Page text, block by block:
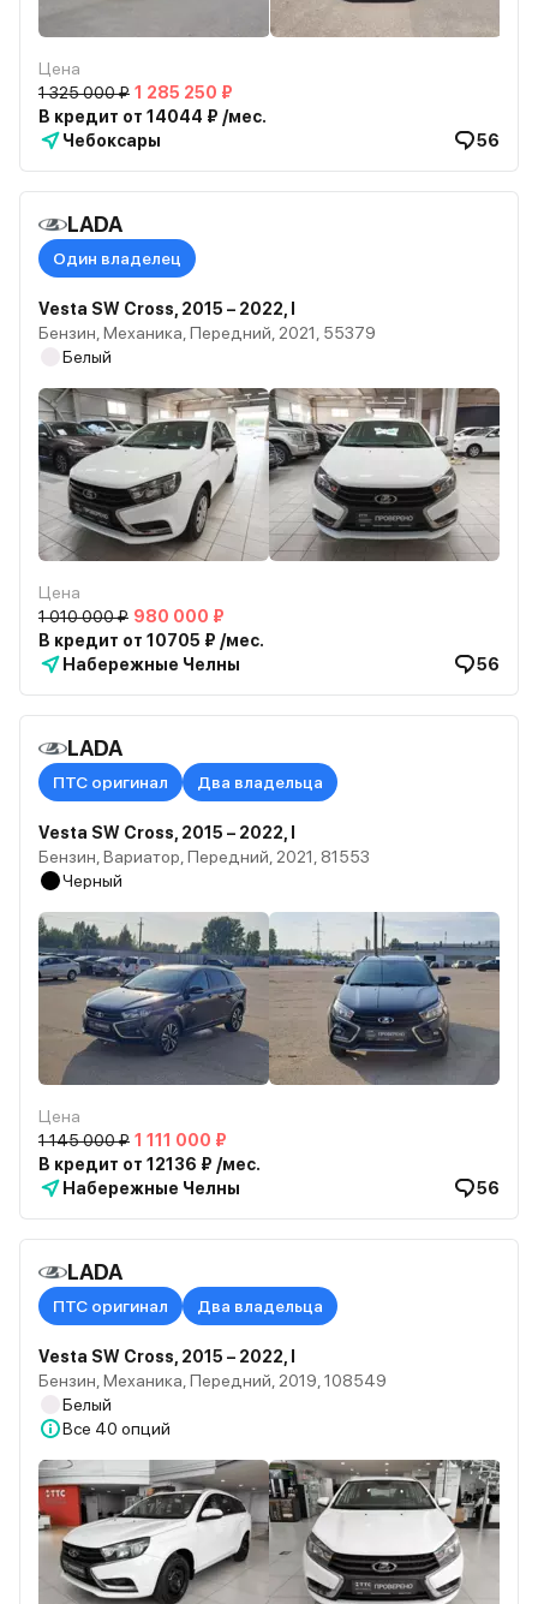
Цена
1 325 000 ₽ 1 285 250 ₽
В кредит от 14044 ₽ /мес.
Чебоксары
56
LADA
Один владелец
Vesta SW Cross, 2015 – 2022, I
Бензин, Механика, Передний, 2021, 55379
Белый
Цена
1 010 000 ₽ 980 000 ₽
В кредит от 10705 ₽ /мес.
Набережные Челны
56
LADA
ПТС оригинал Два владельца
Vesta SW Cross, 2015 – 2022, I
Бензин, Вариатор, Передний, 2021, 81553
Черный
Цена
1 145 000 ₽ 1 111 000 ₽
В кредит от 12136 ₽ /мес.
Набережные Челны
56
LADA
ПТС оригинал Два владельца
Vesta SW Cross, 2015 – 2022, I
Бензин, Механика, Передний, 2019, 108549
Белый
Все 40 опций